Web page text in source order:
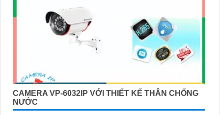
CAMERA VP-6032IP VỚI THIẾT KẾ THÂN CHỐNG
NƯỚC